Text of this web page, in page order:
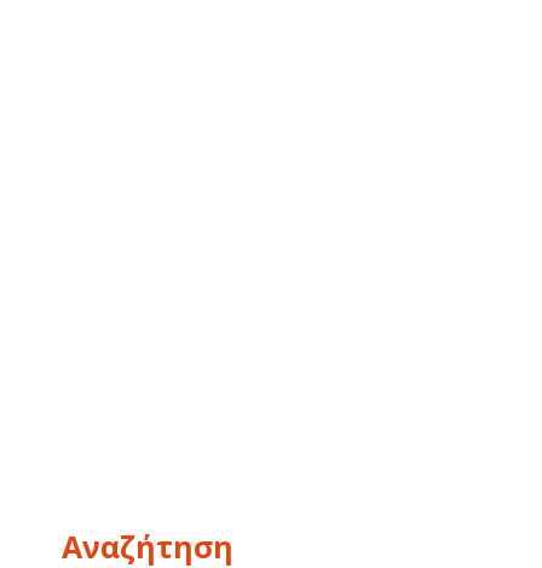
Αναζήτηση